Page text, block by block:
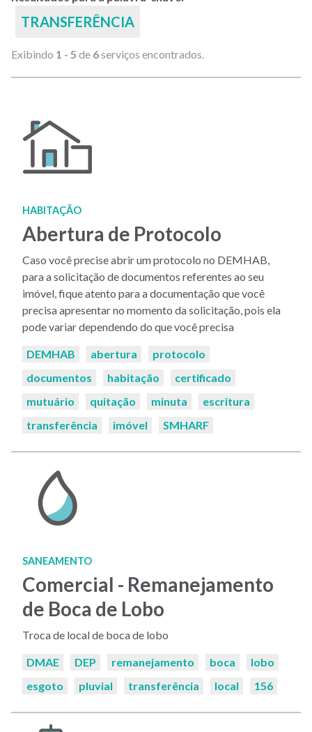
TRANSFERÊNCIA
Exibindo 1 - 5 de 6serviços encontrados.
HABITAÇÃO
Abertura de Protocolo
Caso você precise abrir um protocolo no DEMHAB,
para a solicitação de documentos referentes ao seu
imóvel, fique atento para a documentação que você
precisa apresentar no momento da solicitação, pois ela
pode variar dependendo do que você precisa
Palavras-
DEMHAB abertura
protocolo
documentos
habitação
certificado
mutuário
quitação minuta
escritura
transferência
imóvel SMHARF
SANEAMENTO
Comercial - Remanejamento
de Boca de Lobo
Troca de local de boca de lobo
Palavras-
DMAE DEP remanejamento boca
lobo
esgoto
pluvial transferência local 156